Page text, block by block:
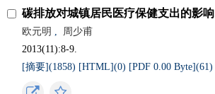
碳排放对城镇居民医疗保健支出的影响
欧元明 ,
周少甫
2013(11):8-9.
[摘要](1858) [HTML](0) [PDF 0.00 Byte](61)